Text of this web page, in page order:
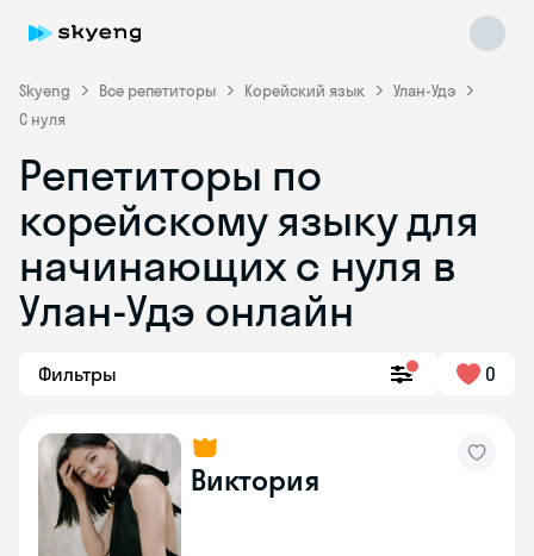
Skyeng Все репетиторы Корейский язык
Улан-Удэ
С нуля
Репетиторы по
корейскому языку для
начинающих с нуля в
Улан-Удэ онлайн
Фильтры 0
Виктория
Skyeng Chat
online